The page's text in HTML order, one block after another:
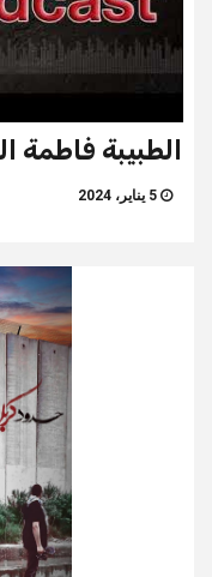
الطبيبة فاطمة